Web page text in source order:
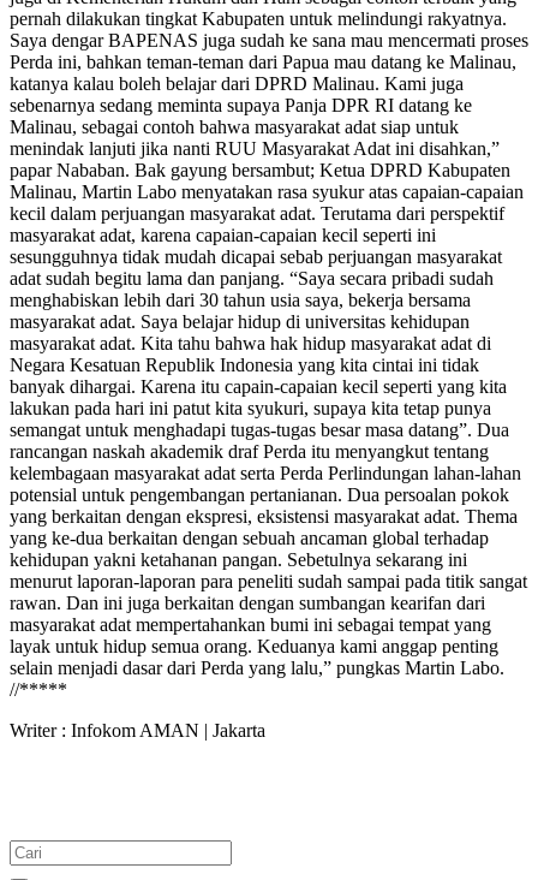
pernah dilakukan tingkat Kabupaten untuk melindungi rakyatnya.
Saya dengar BAPENAS juga sudah ke sana mau mencermati proses
Perda ini, bahkan teman-teman dari Papua mau datang ke Malinau,
katanya kalau boleh belajar dari DPRD Malinau. Kami juga
sebenarnya sedang meminta supaya Panja DPR RI datang ke
Malinau, sebagai contoh bahwa masyarakat adat siap untuk
menindak lanjuti jika nanti RUU Masyarakat Adat ini disahkan,”
papar Nababan. Bak gayung bersambut; Ketua DPRD Kabupaten
Malinau, Martin Labo menyatakan rasa syukur atas capaian-capaian
kecil dalam perjuangan masyarakat adat. Terutama dari perspektif
masyarakat adat, karena capaian-capaian kecil seperti ini
sesungguhnya tidak mudah dicapai sebab perjuangan masyarakat
adat sudah begitu lama dan panjang. “Saya secara pribadi sudah
menghabiskan lebih dari 30 tahun usia saya, bekerja bersama
masyarakat adat. Saya belajar hidup di universitas kehidupan
masyarakat adat. Kita tahu bahwa hak hidup masyarakat adat di
Negara Kesatuan Republik Indonesia yang kita cintai ini tidak
banyak dihargai. Karena itu capain-capaian kecil seperti yang kita
lakukan pada hari ini patut kita syukuri, supaya kita tetap punya
semangat untuk menghadapi tugas-tugas besar masa datang”. Dua
rancangan naskah akademik draf Perda itu menyangkut tentang
kelembagaan masyarakat adat serta Perda Perlindungan lahan-lahan
potensial untuk pengembangan pertanianan. Dua persoalan pokok
yang berkaitan dengan ekspresi, eksistensi masyarakat adat. Thema
yang ke-dua berkaitan dengan sebuah ancaman global terhadap
kehidupan yakni ketahanan pangan. Sebetulnya sekarang ini
menurut laporan-laporan para peneliti sudah sampai pada titik sangat
rawan. Dan ini juga berkaitan dengan sumbangan kearifan dari
masyarakat adat mempertahankan bumi ini sebagai tempat yang
layak untuk hidup semua orang. Keduanya kami anggap penting
selain menjadi dasar dari Perda yang lalu,” pungkas Martin Labo.
//*****
Writer : Infokom AMAN | Jakarta